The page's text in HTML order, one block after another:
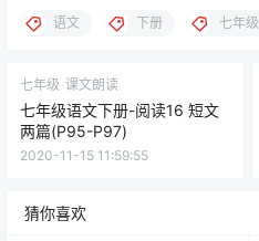
语文 下册 七年级
七年级 课文朗读
七年级语文下册-阅读16 短文
两篇(P95-P97)
2020-11-15 11:59:55
猜你喜欢